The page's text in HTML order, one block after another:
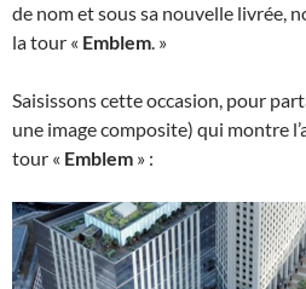
de nom et sous sa nouvelle livrée,
la tour « Emblem. »
Saisissons cette occasion, pour
une image composite) qui montre
tour « Emblem » :